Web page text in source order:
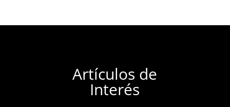
Artículos de
Interés